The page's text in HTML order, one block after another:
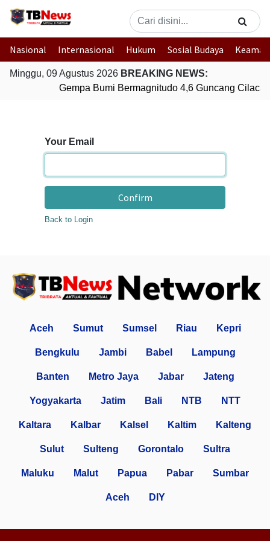
Nasional Internasional Hukum Sosial Budaya
Minggu, 09 Agustus 2026 BREAKING NEWS:
Gempa Bumi Bermagnitudo 4,6 Guncang
Your Email
Confirm
Back to Login
Aceh Sumut Sumsel Riau Kepri
Bengkulu Jambi Babel Lampung
Banten Metro Jaya Jabar Jateng
Yogyakarta Jatim Bali NTB NTT
Kaltara Kalbar Kalsel Kaltim Kalteng
Sulut Sulteng Gorontalo Sultra
Maluku Malut Papua Pabar Sumbar
Aceh DIY